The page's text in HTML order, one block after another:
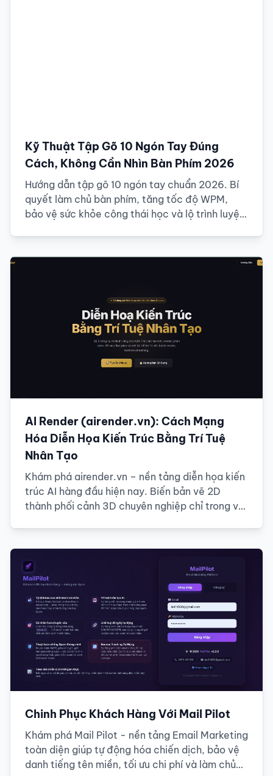
Kỹ Thuật Tập Gõ 10 Ngón Tay Đúng
Cách, Không Cần Nhìn Bàn Phím 2026
Hướng dẫn tập gõ 10 ngón tay chuẩn 2026. Bí
quyết làm chủ bàn phím, tăng tốc độ WPM,
bảo vệ sức khỏe công thái học và lộ trình luyện
AI Render (airender.vn): Cách Mạng
Hóa Diễn Họa Kiến Trúc Bằng Trí Tuệ
Nhân Tạo
Khám phá airender.vn – nền tảng diễn họa kiến
trúc AI hàng đầu hiện nay. Biến bản vẽ 2D
thành phối cảnh 3D chuyên nghiệp chỉ trong vài
Chinh Phục Khách Hàng Với Mail Pilot
Khám phá Mail Pilot - nền tảng Email Marketing
toàn diện giúp tự động hóa chiến dịch, bảo vệ
danh tiếng tên miền, tối ưu chi phí và làm chủ